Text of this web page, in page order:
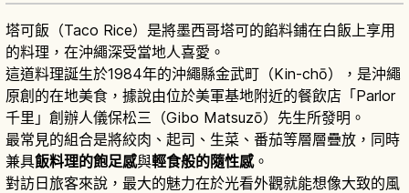
塔可飯（Taco Rice）是將墨西哥塔可的餡料鋪在白飯上享用
的料理，在沖繩深受當地人喜愛。
這道料理誕生於1984年的沖繩縣金武町（Kin-chō），是沖繩
原創的在地美食，據說由位於美軍基地附近的餐飲店「Parlor
千里」創辦人儀保松三（Gibo Matsuzō）先生所發明。
最常見的組合是將絞肉、起司、生菜、番茄等層層疊放，同時
兼具飯料理的飽足感與輕食般的隨性感。
對訪日旅客來說，最大的魅力在於光看外觀就能想像大致的風